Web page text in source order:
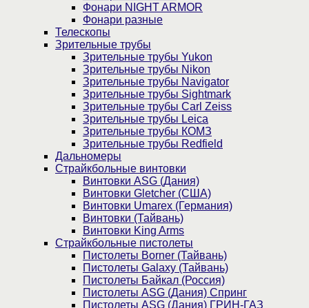
Фонари NIGHT ARMOR
Фонари разные
Телескопы
Зрительные трубы
Зрительные трубы Yukon
Зрительные трубы Nikon
Зрительные трубы Navigator
Зрительные трубы Sightmark
Зрительные трубы Carl Zeiss
Зрительные трубы Leica
Зрительные трубы КОМЗ
Зрительные трубы Redfield
Дальномеры
Страйкбольные винтовки
Винтовки ASG (Дания)
Винтовки Gletcher (США)
Винтовки Umarex (Германия)
Винтовки (Тайвань)
Винтовки King Arms
Страйкбольные пистолеты
Пистолеты Borner (Тайвань)
Пистолеты Galaxy (Тайвань)
Пистолеты Байкал (Россия)
Пистолеты ASG (Дания) Спринг
Пистолеты ASG (Дания) ГРИН-ГАЗ